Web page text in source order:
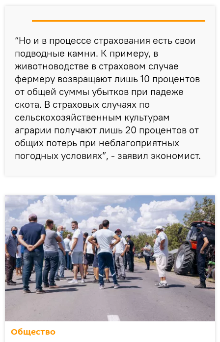
“Но и в процессе страхования есть свои
подводные камни. К примеру, в
животноводстве в страховом случае
фермеру возвращают лишь 10 процентов
от общей суммы убытков при падеже
скота. В страховых случаях по
сельскохозяйственным культурам
аграрии получают лишь 20 процентов от
общих потерь при неблагоприятных
погодных условиях”, - заявил экономист.
Общество